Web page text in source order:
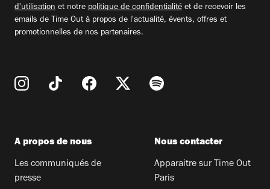
d'utilisation et notre politique de confidentialité et de recevoir les
emails de Time Out à propos de l'actualité, évents, offres et
promotionnelles de nos partenaires.
A propos de nous
Les communiqués de
presse
Nous contacter
Apparaitre sur Time Out
Paris